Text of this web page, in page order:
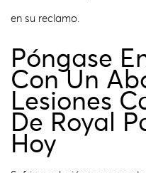
en su reclamo.
Póngase
Con Un
Lesiones
De Royal
Hoy